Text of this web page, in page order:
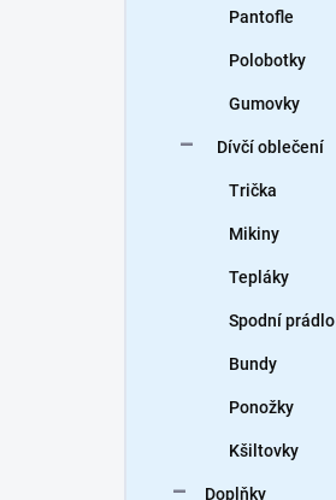
Pantofle
Polobotky
Gumovky
Dívčí oblečení
Trička
Mikiny
Tepláky
Spodní prádlo
Bundy
Ponožky
Kšiltovky
Doplňky